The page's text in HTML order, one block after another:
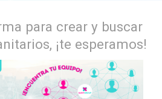
para crear y buscar
¡te esperamos!